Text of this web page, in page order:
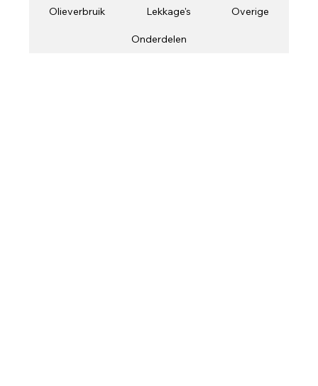
Olieverbruik Lekkage's Overige
Onderdelen